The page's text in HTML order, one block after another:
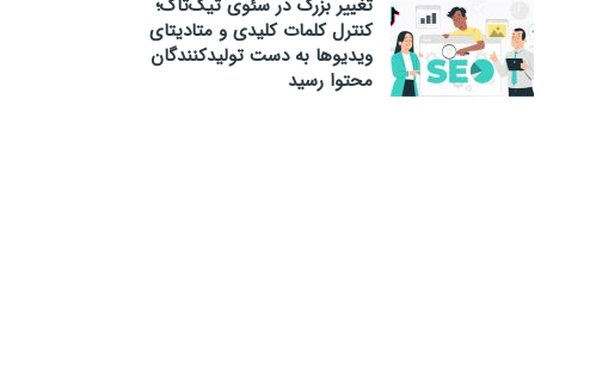
تغییر بزرگ در سئوی تیک‌تاک؛
کنترل کلمات کلیدی و متادیتای
ویدیوها به دست تولیدکنندگان
محتوا رسید